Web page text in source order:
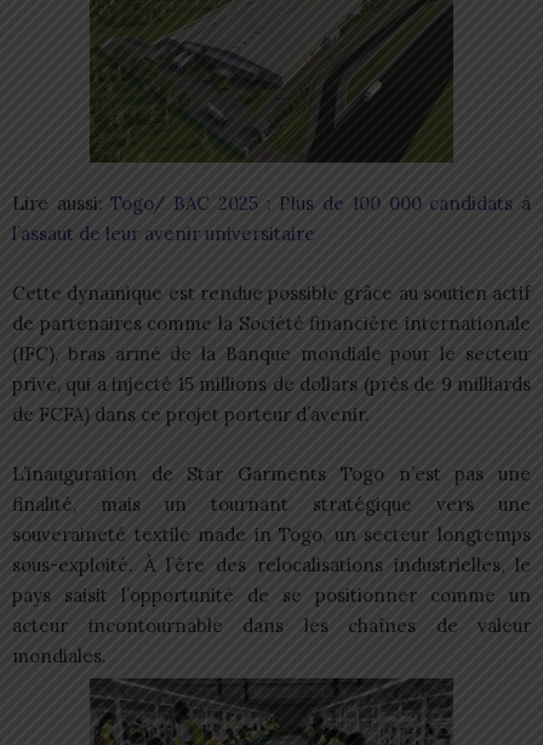
Lire aussi:Togo/ BAC 2025 : Plus de 100 000 candidats à
l’assaut de leur avenir universitaire
Cette dynamique est rendue possible grâce au soutien actif
de partenaires comme la Société financière internationale
(IFC), bras armé de la Banque mondiale pour le secteur
privé, qui a injecté 15 millions de dollars (près de 9 milliards
de FCFA) dans ce projet porteur d’avenir.
L’inauguration de Star Garments Togo n’est pas une
finalité, mais un tournant stratégique vers une
souveraineté textile made in Togo, un secteur longtemps
sous-exploité. À l’ère des relocalisations industrielles, le
pays saisit l’opportunité de se positionner comme un
acteur incontournable dans les chaînes de valeur
mondiales.